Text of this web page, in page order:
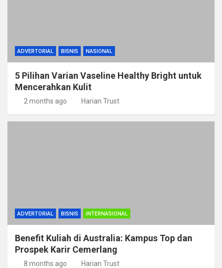
ADVERTORIAL BISNIS NASIONAL
5 Pilihan Varian Vaseline Healthy Bright untuk
Mencerahkan Kulit
2 months ago Harian Trust
ADVERTORIAL BISNIS INTERNASIONAL
Benefit Kuliah di Australia: Kampus Top dan
Prospek Karir Cemerlang
8 months ago Harian Trust